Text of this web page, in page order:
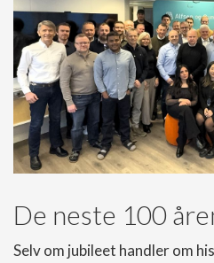
De neste 100
Selv om jubileet handler om